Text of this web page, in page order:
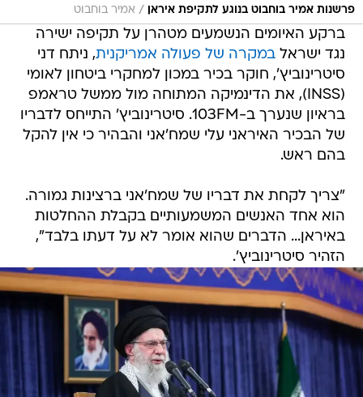
פרשנות אמיר בוחבוט בנוגע לתקיפת איראן / אמיר בוחבוט
ברקע האיומים הנשמעים מטהרן על תקיפה ישירה
נגד ישראלבמקרה של פעולה אמריקנית, ניתח דני
סיטרינוביץ', חוקר בכיר במכון למחקרי ביטחון לאומי
(INSS), את הדינמיקה המתוחה מול ממשל טראמפ
בראיון שנערך ב-103FM. סיטרינוביץ' התייחס לדבריו
של הבכיר האיראני עלי שמח'אני והבהיר כי אין להקל
בהם ראש.
"צריך לקחת את דבריו של שמח'אני ברצינות גמורה.
הוא אחד האנשים המשמעותיים בקבלת ההחלטות
באיראן... הדברים שהוא אומר לא על דעתו בלבד",
הזהיר סיטרינוביץ'.